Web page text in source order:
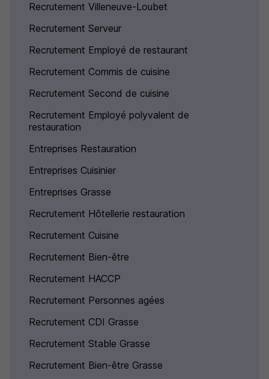
Recrutement Villeneuve-Loubet
Recrutement Serveur
Recrutement Employé de restaurant
Recrutement Commis de cuisine
Recrutement Second de cuisine
Recrutement Employé polyvalent de
restauration
Entreprises Restauration
Entreprises Cuisinier
Entreprises Grasse
Recrutement Hôtellerie restauration
Recrutement Cuisine
Recrutement Bien-être
Recrutement HACCP
Recrutement Personnes agées
Recrutement CDI Grasse
Recrutement Stable Grasse
Recrutement Bien-être Grasse